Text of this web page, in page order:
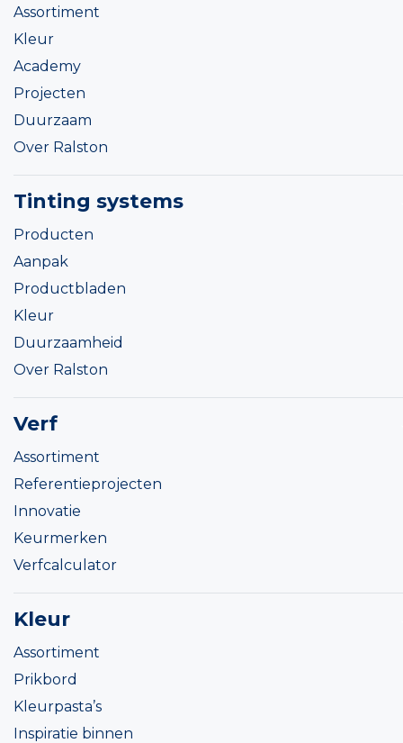
Assortiment
Kleur
Academy
Projecten
Duurzaam
Over Ralston
Tinting systems
Producten
Aanpak
Productbladen
Kleur
Duurzaamheid
Over Ralston
Verf
Assortiment
Referentieprojecten
Innovatie
Keurmerken
Verfcalculator
Kleur
Assortiment
Prikbord
Kleurpasta’s
Inspiratie binnen